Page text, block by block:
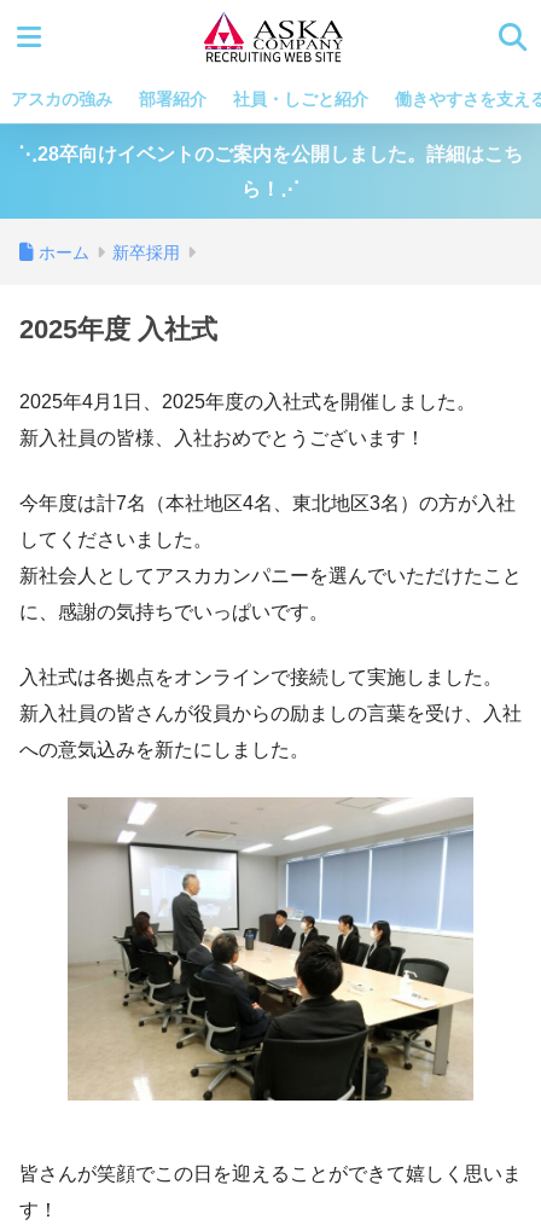
アスカの強み 部署紹介 社員・しごと紹介 働きやすさを支え
⋱28卒向けイベントのご案内を公開しました。詳細はこち
ら！⋰
ホーム 新卒採用
2025年度 入社式
2025年4月1日、2025年度の入社式を開催しました。
新入社員の皆様、入社おめでとうございます！
今年度は計7名（本社地区4名、東北地区3名）の方が入社
してくださいました。
新社会人としてアスカカンパニーを選んでいただけたこと
に、感謝の気持ちでいっぱいです。
入社式は各拠点をオンラインで接続して実施しました。
新入社員の皆さんが役員からの励ましの言葉を受け、入社
への意気込みを新たにしました。
皆さんが笑顔でこの日を迎えることができて嬉しく思いま
す！